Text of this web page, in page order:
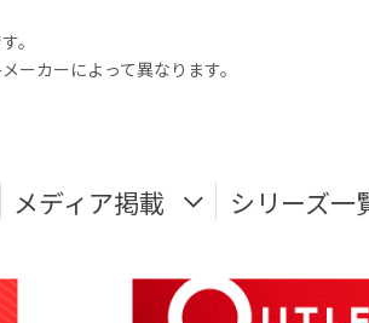
。
カーによって異なります。
メディア掲載 シリーズ一